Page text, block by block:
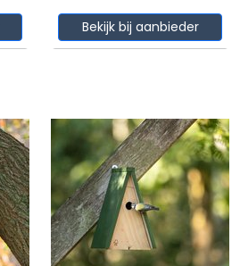
Bekijk bij aanbieder